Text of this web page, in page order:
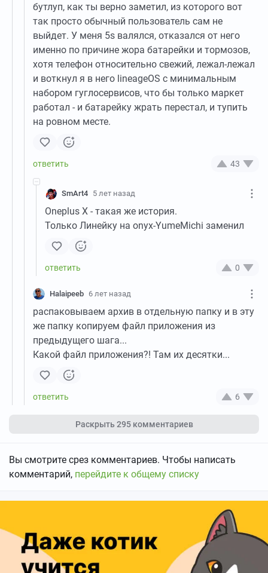
бутлуп, как ты верно заметил, из которого вот
так просто обычный пользователь сам не
выйдет. У меня 5s валялся, отказался от него
именно по причине жора батарейки и тормозов,
хотя телефон относительно свежий, лежал-лежал
и воткнул я в него lineageOS с минимальным
набором гуглосервисов, что бы только маркет
работал - и батарейку жрать перестал, и тупить
на ровном месте.
43
SmArt4 5 лет назад
Oneplus X - такая же история.
Только Линейку на onyx-YumeMichi заменил
0
Halaipeeb 6 лет назад
распаковываем архив в отдельную папку и в эту
же папку копируем файл приложения из
предыдущего шага...
Какой файл приложения?! Там их десятки...
6
Раскрыть295 комментариев
Вы смотрите срез комментариев. Чтобы написать
комментарий, перейдите к общему списку